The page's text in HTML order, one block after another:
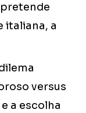
italiana, a
versus
a escolha